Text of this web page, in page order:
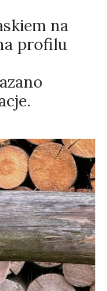
na
profilu